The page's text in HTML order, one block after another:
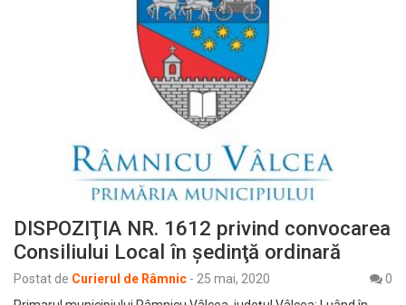
DISPOZIŢIA NR. 1612 privind convocarea
Consiliului Local în şedinţă ordinară
Postat de Curierul de Râmnic - 25 mai, 2020
0